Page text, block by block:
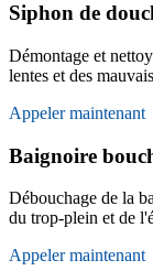
Siphon de
Démontage et
lentes et des
Appeler maintenant
Baignoire
Débouchage de la
du trop-plein et de
Appeler maintenant